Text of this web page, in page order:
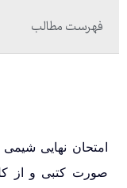
فهرست مطالب